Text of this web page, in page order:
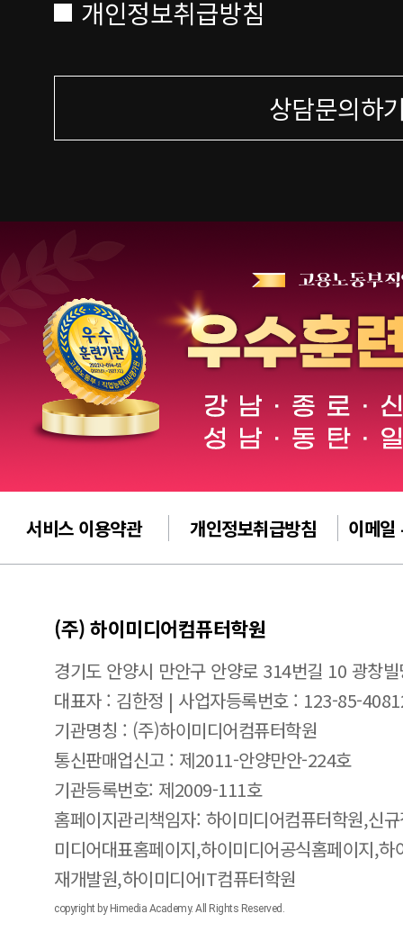
개인정보취급방침
상담문의하
서비스 이용약관 개인정보취급방침 이메일
(주) 하이미디어컴퓨터학원
경기도 안양시 만안구 안양로 314번길 10 광창
대표자 : 김한정 | 사업자등록번호 : 123-85-
기관명칭 : (주)하이미디어컴퓨터학원
통신판매업신고 : 제2011-안양만안-224호
기관등록번호: 제2009-111호
홈페이지관리책임자: 하이미디어컴퓨터학원,신
미디어대표홈페이지,하이미디어공식홈페이지,
재개발원,하이미디어IT컴퓨터학원
copyright by Himedia Academy. All Rights Reserved.